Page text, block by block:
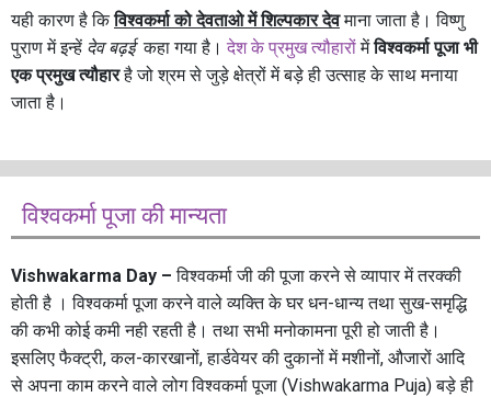
यही कारण है किविश्वकर्मा को देवताओ में शिल्पकार देवमाना जाता है। विष्णु
पुराण में इन्हें देव बढ़ईकहा गया है। देश के प्रमुख त्यौहारोंमेंविश्वकर्मा पूजा भी
एक प्रमुख त्यौहारहै जो श्रम से जुड़े क्षेत्रों में बड़े ही उत्साह के साथ मनाया
जाता है।
विश्वकर्मा पूजा की मान्यता
Vishwakarma Day –विश्वकर्मा जी की पूजा करने से व्यापार में तरक्की
होती है । विश्वकर्मा पूजा करने वाले व्यक्ति के घर धन-धान्य तथा सुख-समृद्धि
की कभी कोई कमी नही रहती है। तथा सभी मनोकामना पूरी हो जाती है।
इसलिए फैक्ट्री, कल-कारखानों, हार्डवेयर की दुकानों में मशीनों, औजारों आदि
से अपना काम करने वाले लोग विश्वकर्मा पूजा (Vishwakarma Puja) बड़े ही